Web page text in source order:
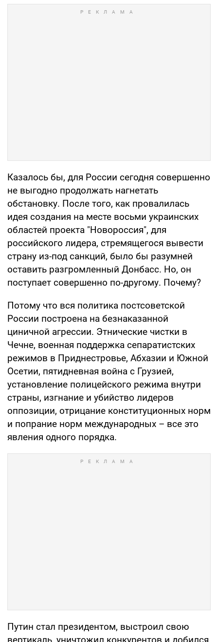
Казалось бы, для России сегодня совершенно
не выгодно продолжать нагнетать
обстановку. После того, как провалилась
идея создания на месте восьми украинских
областей проекта "Новороссия", для
российского лидера, стремящегося вывести
страну из-под санкций, было бы разумней
оставить разгромленный Донбасс. Но, он
поступает совершенно по-другому. Почему?
Потому что вся политика постсоветской
России построена на безнаказанной
циничной агрессии. Этнические чистки в
Чечне, военная поддержка сепаратистских
режимов в Приднестровье, Абхазии и Южной
Осетии, пятидневная война с Грузией,
установление полицейского режима внутри
страны, изгнание и убийство лидеров
оппозиции, отрицание конституционных норм
и попрание норм международных – все это
явления одного порядка.
Путин стал президентом, выстроил свою
вертикаль, уничтожил конкурентов и добился